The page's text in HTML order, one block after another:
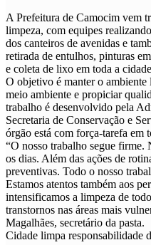
A Prefeitura de Camocim vem
limpeza, com equipes
dos canteiros de avenidas e
retirada de entulhos, pinturas
e coleta de lixo em toda a
O objetivo é manter o
meio ambiente e propiciar
trabalho é desenvolvido pela
Secretaria de Conservação e
órgão está com força-tarefa em
“O nosso trabalho segue firme.
os dias. Além das ações de
preventivas. Todo o nosso
Estamos atentos também aos
intensificamos a limpeza de
transtornos nas áreas mais
Magalhães, secretário da pasta.
Cidade limpa responsabilidade